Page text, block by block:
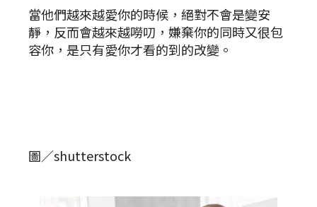
當他們越來越愛你的時候，絕對不會是變安
靜，反而會越來越嘮叨，嫌棄你的同時又很包
容你，是只有愛你才看的到的改變。
圖／shutterstock